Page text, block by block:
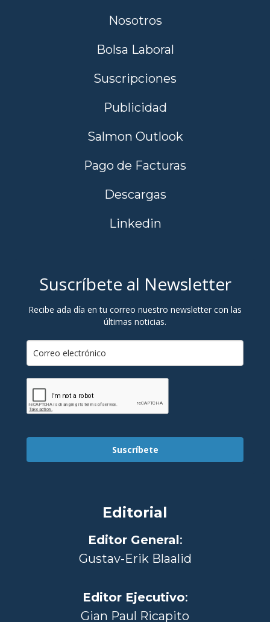
Nosotros
Bolsa Laboral
Suscripciones
Publicidad
Salmon Outlook
Pago de Facturas
Descargas
Linkedin
Suscríbete al Newsletter
Recibe ada día en tu correo nuestro newsletter con las
últimas noticias.
Suscríbete
Editorial
Editor General:
Gustav-Erik Blaalid
Editor Ejecutivo:
Gian Paul Ricapito